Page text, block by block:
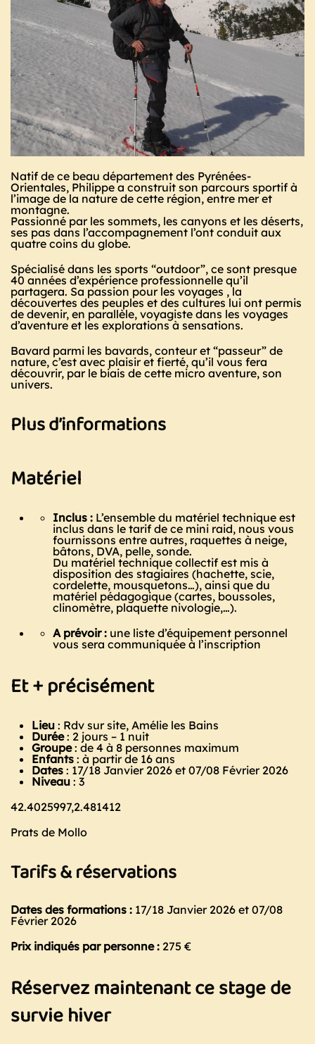
Natif de ce beau département des Pyrénées-
Orientales, Philippe a construit son parcours sportif à
l’image de la nature de cette région, entre mer et
montagne.
Passionné par les sommets, les canyons et les déserts,
ses pas dans l’accompagnement l’ont conduit aux
quatre coins du globe.
Spécialisé dans les sports “outdoor”, ce sont presque
40 années d’expérience professionnelle qu’il
partagera. Sa passion pour les voyages , la
découvertes des peuples et des cultures lui ont permis
de devenir, en parallèle, voyagiste dans les voyages
d’aventure et les explorations à sensations.
Bavard parmi les bavards, conteur et “passeur” de
nature, c’est avec plaisir et fierté, qu’il vous fera
découvrir, par le biais de cette micro aventure, son
univers.
Plus d’informations
Matériel
Inclus : L’ensemble du matériel technique est
inclus dans le tarif de ce mini raid, nous vous
fournissons entre autres, raquettes à neige,
bâtons, DVA, pelle, sonde.
Du matériel technique collectif est mis à
disposition des stagiaires (hachette, scie,
cordelette, mousquetons…), ainsi que du
matériel pédagogique (cartes, boussoles,
clinomètre, plaquette nivologie,…).
A prévoir : une liste d’équipement personnel
vous sera communiquée à l’inscription
Et + précisément
Lieu : Rdv sur site, Amélie les Bains
Durée: 2 jours – 1 nuit
Groupe: de 4 à 8 personnes maximum
Enfants : à partir de 16 ans
Dates : 17/18 Janvier 2026 et 07/08 Février 2026
Niveau : 3
42.4025997,2.481412
Prats de Mollo
Tarifs & réservations
Dates des formations : 17/18 Janvier 2026 et 07/08
Février 2026
Prix indiqués par personne : 275 €
Réservez maintenant ce stage de
survie hiver